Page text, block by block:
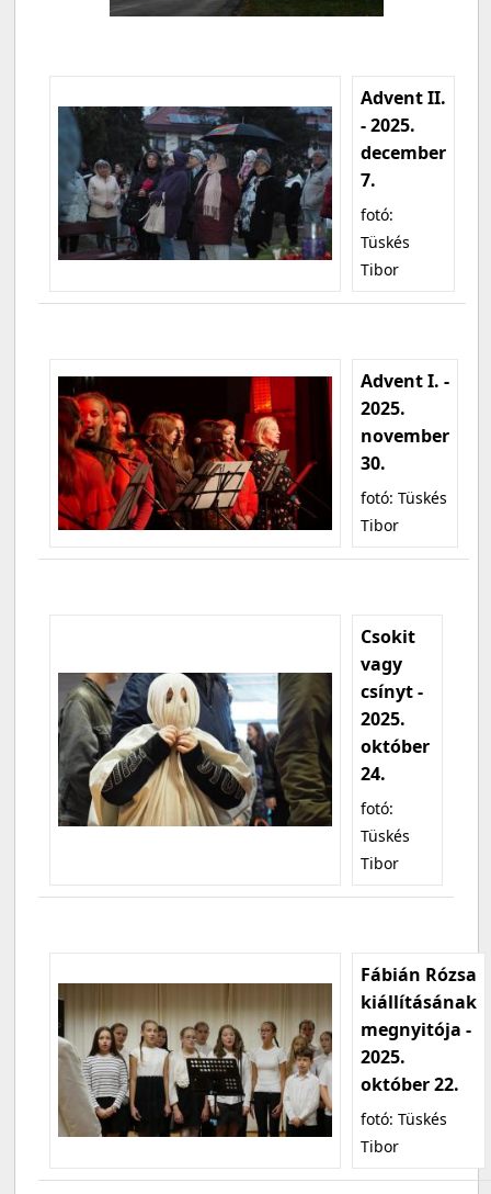
Advent II.
- 2025.
december
7.
fotó:
Tüskés
Tibor
Advent I. -
2025.
november
30.
fotó: Tüskés
Tibor
Csokit
vagy
csínyt -
2025.
október
24.
fotó:
Tüskés
Tibor
Fábián Rózsa
kiállításának
megnyitója -
2025.
október 22.
fotó: Tüskés
Tibor